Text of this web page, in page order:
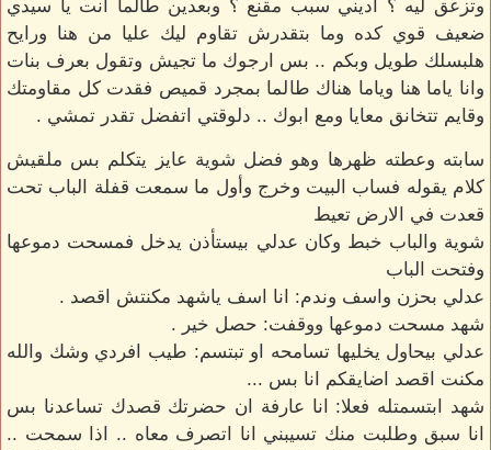
وتزعق ليه ؟ اديني سبب مقنع ؟ وبعدين طالما انت يا سيدي
ضعيف قوي كده وما بتقدرش تقاوم ليك عليا من هنا ورايح
هلبسلك طويل وبكم .. بس ارجوك ما تجيش وتقول بعرف بنات
وانا ياما هنا وياما هناك طالما بمجرد قميص فقدت كل مقاومتك
وقايم تتخانق معايا ومع ابوك .. دلوقتي اتفضل تقدر تمشي .
سابته وعطته ظهرها وهو فضل شوية عايز يتكلم بس ملقيش
كلام يقوله فساب البيت وخرج وأول ما سمعت قفلة الباب تحت
قعدت في الارض تعيط
شوية والباب خبط وكان عدلي بيستأذن يدخل فمسحت دموعها
وفتحت الباب
عدلي بحزن واسف وندم: انا اسف ياشهد مكنتش اقصد .
شهد مسحت دموعها ووقفت: حصل خير .
عدلي بيحاول يخليها تسامحه او تبتسم: طيب افردي وشك والله
مكنت اقصد اضايقكم انا بس ...
شهد ابتسمتله فعلا: انا عارفة ان حضرتك قصدك تساعدنا بس
انا سبق وطلبت منك تسيبني انا اتصرف معاه .. اذا سمحت ..